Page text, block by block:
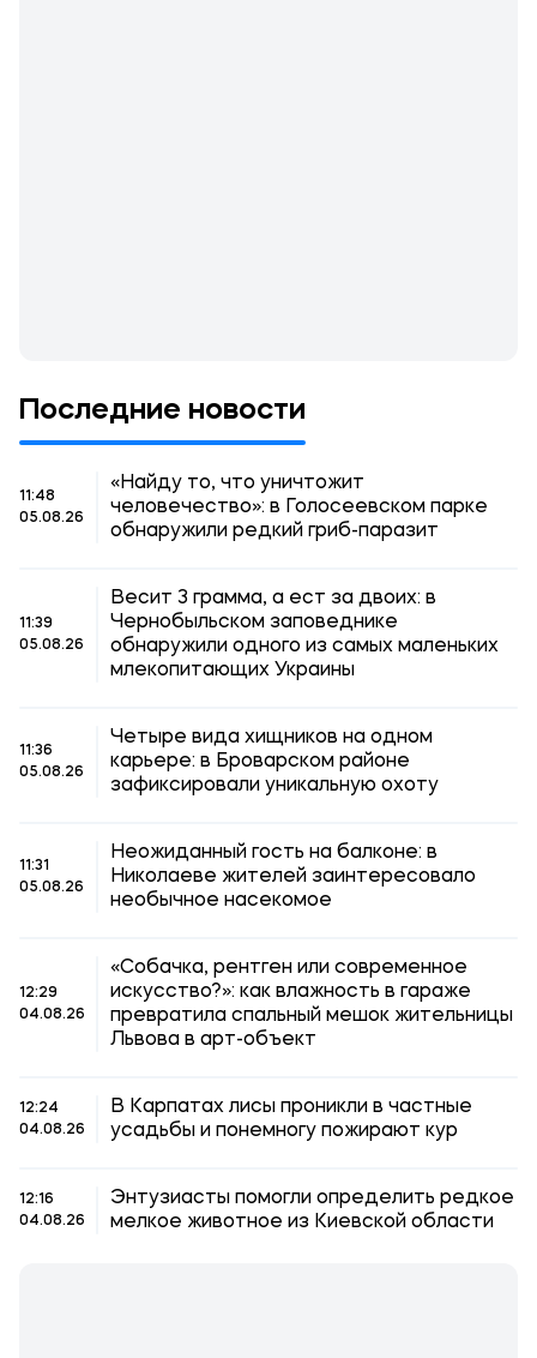
Последние новости
11:48
05.08.26
«Найду то, что уничтожит
человечество»: в Голосеевском парке
обнаружили редкий гриб-паразит
11:39
05.08.26
Весит 3 грамма, а ест за двоих: в
Чернобыльском заповеднике
обнаружили одного из самых маленьких
млекопитающих Украины
11:36
05.08.26
Четыре вида хищников на одном
карьере: в Броварском районе
зафиксировали уникальную охоту
11:31
05.08.26
Неожиданный гость на балконе: в
Николаеве жителей заинтересовало
необычное насекомое
12:29
04.08.26
«Собачка, рентген или современное
искусство?»: как влажность в гараже
превратила спальный мешок жительницы
Львова в арт-объект
12:24
04.08.26
В Карпатах лисы проникли в частные
усадьбы и понемногу пожирают кур
12:16
04.08.26
Энтузиасты помогли определить редкое
мелкое животное из Киевской области